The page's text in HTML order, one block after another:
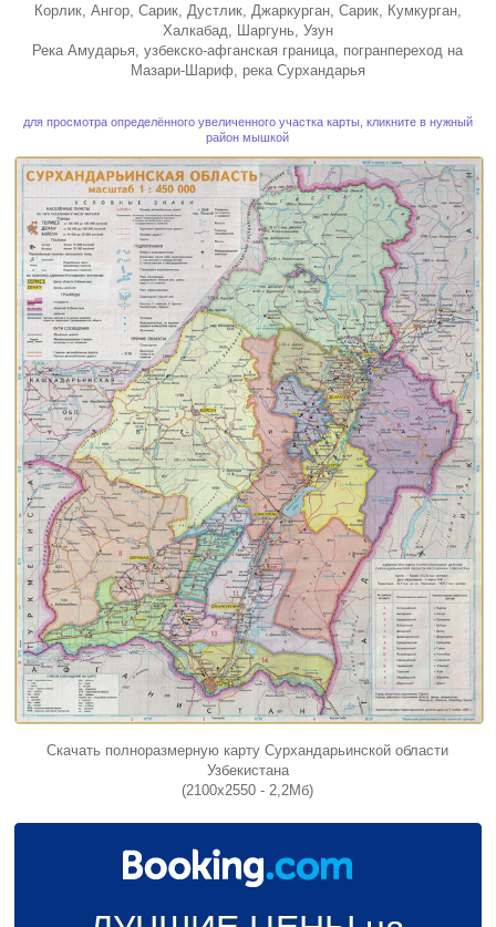
Корлик, Ангор, Сарик, Дустлик, Джаркурган, Сарик, Кумкурган,
Халкабад, Шаргунь, Узун
Река Амударья, узбекско-афганская граница, погранпереход на
Мазари-Шариф, река Сурхандарья
для просмотра определённого увеличенного участка карты, кликните в нужный
район мышкой
Скачать полноразмерную карту Сурхандарьинской области
Узбекистана
(2100x2550 - 2,2Мб)